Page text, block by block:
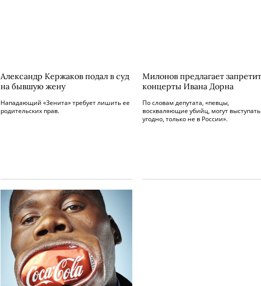
Александр Кержаков подал в суд
на бывшую жену
Нападающий «Зенита» требует лишить ее
родительских прав.
Милонов предлагает
концерты Ивана Дорна
По словам депутата, «певцы,
восхваляющие убийц, могут выступать
угодно, только не в России».